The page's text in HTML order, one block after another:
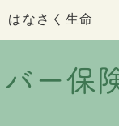
はなさく生命
ー保